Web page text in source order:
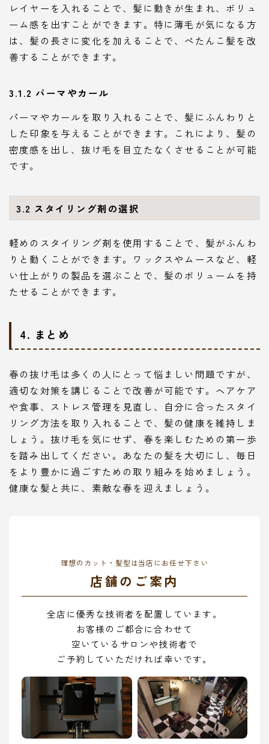
レイヤーを入れることで、髪に動きが生まれ、ボリュ
ーム感を出すことができます。特に薄毛が気になる方
は、髪の長さに変化を加えることで、ぺたんこ髪を改
善することができます。
3.1.2 パーマやカール
パーマやカールを取り入れることで、髪にふんわりと
した印象を与えることができます。これにより、髪の
密度感を出し、抜け毛を目立たなくさせることが可能
です。
3.2 スタイリング剤の選択
軽めのスタイリング剤を使用することで、髪がふんわ
りと動くことができます。ワックスやムースなど、軽
い仕上がりの製品を選ぶことで、髪のボリュームを持
たせることができます。
4. まとめ
春の抜け毛は多くの人にとって悩ましい問題ですが、
適切な対策を講じることで改善が可能です。ヘアケア
や食事、ストレス管理を見直し、自分に合ったスタイ
リング方法を取り入れることで、髪の健康を維持しま
しょう。抜け毛を気にせず、春を楽しむための第一歩
を踏み出してください。あなたの髪を大切にし、毎日
をより豊かに過ごすための取り組みを始めましょう。
健康な髪と共に、素敵な春を迎えましょう。
理想のカット・髪型は当店にお任せ下さい
店舗のご案内
全店に優秀な技術者を配置しています。
お客様のご都合に合わせて
空いているサロンや技術者で
ご予約していただければ幸いです。